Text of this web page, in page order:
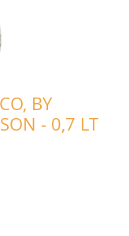
BY
- 0,7 LT